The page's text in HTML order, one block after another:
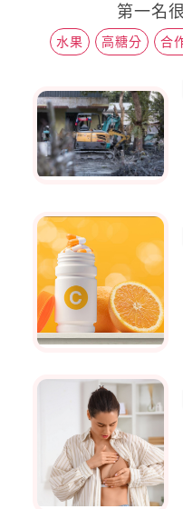
第一名
水果 高糖分 合